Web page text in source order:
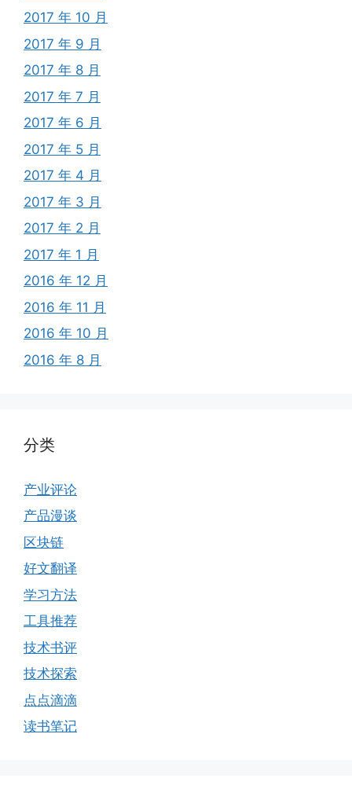
2017 年 10 月
2017 年 9 月
2017 年 8 月
2017 年 7 月
2017 年 6 月
2017 年 5 月
2017 年 4 月
2017 年 3 月
2017 年 2 月
2017 年 1 月
2016 年 12 月
2016 年 11 月
2016 年 10 月
2016 年 8 月
分类
产业评论
产品漫谈
区块链
好文翻译
学习方法
工具推荐
技术书评
技术探索
点点滴滴
读书笔记